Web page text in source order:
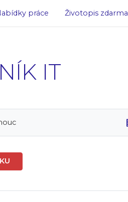
práce Životopis zdarma
IT